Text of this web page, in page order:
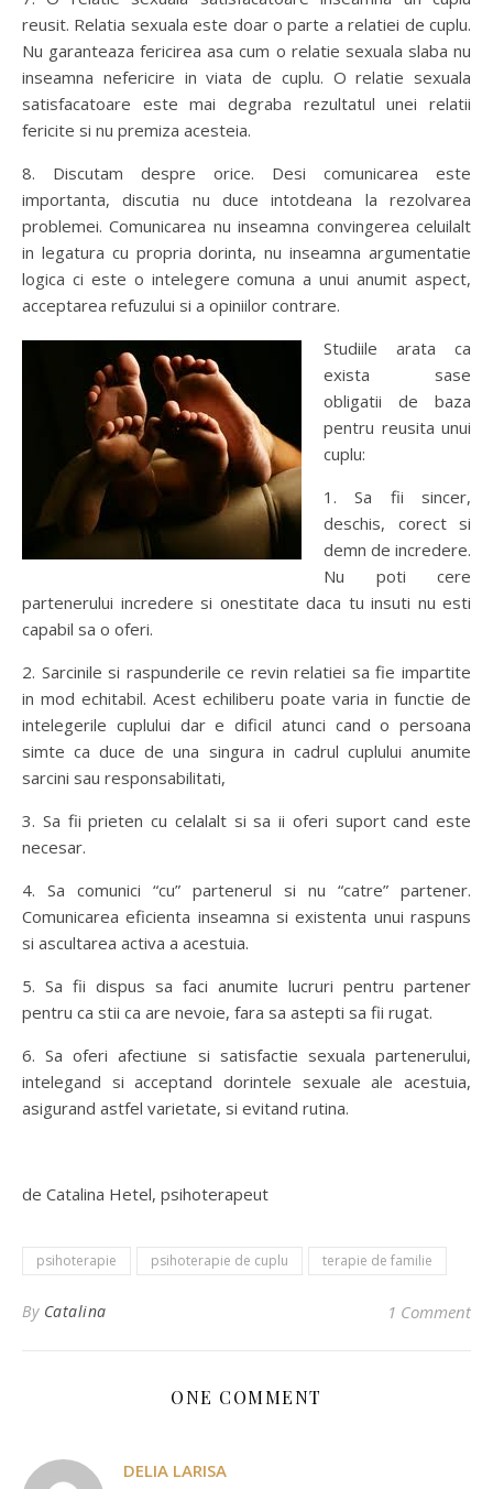
reusit. Relatia sexuala este doar o parte a relatiei de cuplu.
Nu garanteaza fericirea asa cum o relatie sexuala slaba nu
inseamna nefericire in viata de cuplu. O relatie sexuala
satisfacatoare este mai degraba rezultatul unei relatii
fericite si nu premiza acesteia.
8. Discutam despre orice. Desi comunicarea este
importanta, discutia nu duce intotdeana la rezolvarea
problemei. Comunicarea nu inseamna convingerea celuilalt
in legatura cu propria dorinta, nu inseamna argumentatie
logica ci este o intelegere comuna a unui anumit aspect,
acceptarea refuzului si a opiniilor contrare.
Studiile arata ca
exista sase
obligatii de baza
pentru reusita unui
cuplu:
1. Sa fii sincer,
deschis, corect si
demn de incredere.
Nu poti cere
partenerului incredere si onestitate daca tu insuti nu esti
capabil sa o oferi.
2. Sarcinile si raspunderile ce revin relatiei sa fie impartite
in mod echitabil. Acest echiliberu poate varia in functie de
intelegerile cuplului dar e dificil atunci cand o persoana
simte ca duce de una singura in cadrul cuplului anumite
sarcini sau responsabilitati,
3. Sa fii prieten cu celalalt si sa ii oferi suport cand este
necesar.
4. Sa comunici “cu” partenerul si nu “catre” partener.
Comunicarea eficienta inseamna si existenta unui raspuns
si ascultarea activa a acestuia.
5. Sa fii dispus sa faci anumite lucruri pentru partener
pentru ca stii ca are nevoie, fara sa astepti sa fii rugat.
6. Sa oferi afectiune si satisfactie sexuala partenerului,
intelegand si acceptand dorintele sexuale ale acestuia,
asigurand astfel varietate, si evitand rutina.
de Catalina Hetel, psihoterapeut
psihoterapie psihoterapie de cuplu terapie de familie
By Catalina 1 Comment
ONE COMMENT
DELIA LARISA